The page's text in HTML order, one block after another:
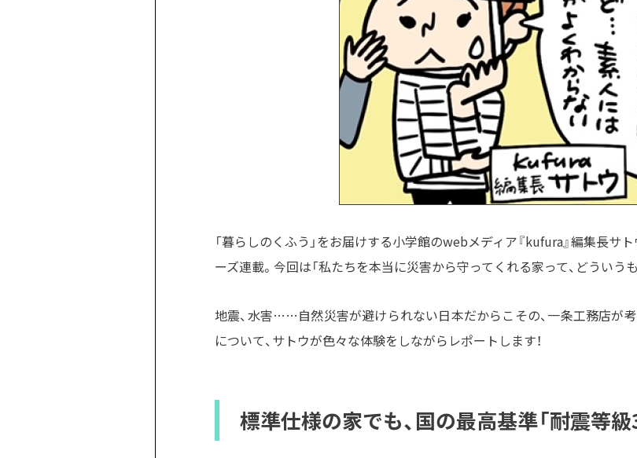
「暮らしのくふう」をお届けする小学館のwebメディア『kufura』編集長サ
ーズ連載。今回は「私たちを本当に災害から守ってくれる家って、どういう
地震、水害……自然災害が避けられない日本だからこその、一条工務店が考
について、サトウが色々な体験をしながらレポートします！
標準仕様の家でも、国の最高基準「耐震等級